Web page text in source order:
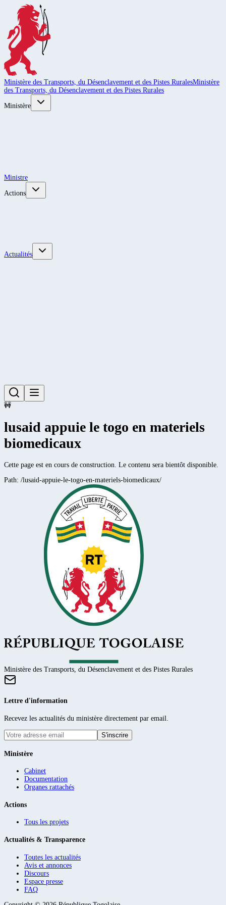
Ministère des Transports, du Désenclavement et des Pistes RuralesMinistère
des Transports, du Désenclavement et des Pistes Rurales
Ministère
Ministre
Actions
Actualités
🚧
lusaid appuie le togo en materiels
biomedicaux
Cette page est en cours de construction. Le contenu sera bientôt disponible.
Path: /lusaid-appuie-le-togo-en-materiels-biomedicaux/
Ministère des Transports, du Désenclavement et des Pistes Rurales
Lettre d'information
Recevez les actualités du ministère directement par email.
S'inscrire
Ministère
Cabinet
Documentation
Organes rattachés
Actions
Tous les projets
Actualités & Transparence
Toutes les actualités
Avis et annonces
Discours
Espace presse
FAQ